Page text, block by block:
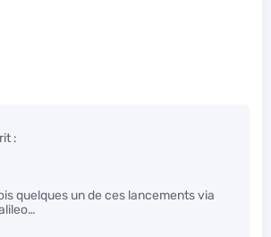
:
quelques un de ces lancements via